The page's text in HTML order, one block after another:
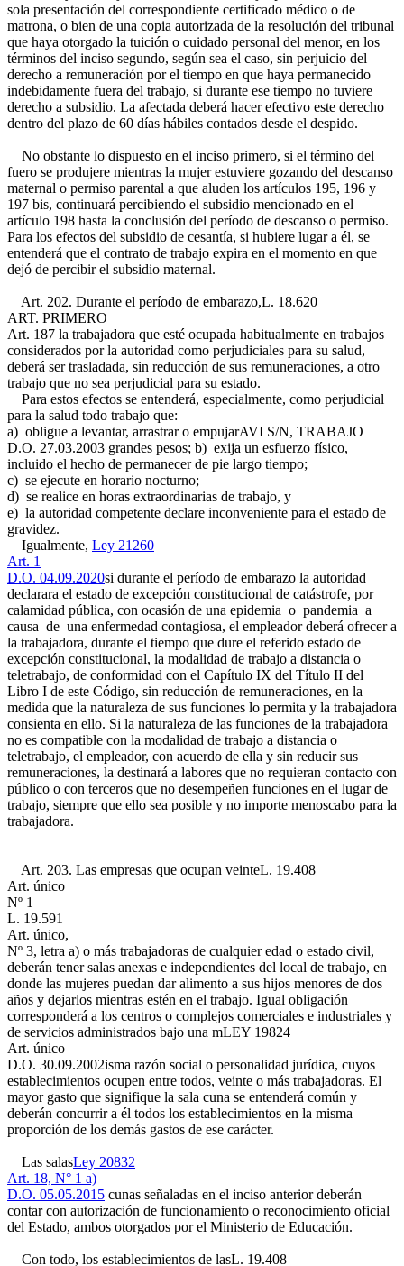
sola presentación del correspondiente certificado médico o de
matrona, o bien de una copia autorizada de la resolución del tribunal
que haya otorgado la tuición o cuidado personal del menor, en los
términos del inciso segundo, según sea el caso, sin perjuicio del
derecho a remuneración por el tiempo en que haya permanecido
indebidamente fuera del trabajo, si durante ese tiempo no tuviere
derecho a subsidio. La afectada deberá hacer efectivo este derecho
dentro del plazo de 60 días hábiles contados desde el despido.
No obstante lo dispuesto en el inciso primero, si el término del
fuero se produjere mientras la mujer estuviere gozando del descanso
maternal o permiso parental a que aluden los artículos 195, 196 y
197 bis, continuará percibiendo el subsidio mencionado en el
artículo 198 hasta la conclusión del período de descanso o permiso.
Para los efectos del subsidio de cesantía, si hubiere lugar a él, se
entenderá que el contrato de trabajo expira en el momento en que
dejó de percibir el subsidio maternal.
Art. 202. Durante el período de embarazo,L. 18.620
ART. PRIMERO
Art. 187 la trabajadora que esté ocupada habitualmente en trabajos
considerados por la autoridad como perjudiciales para su salud,
deberá ser trasladada, sin reducción de sus remuneraciones, a otro
trabajo que no sea perjudicial para su estado.
Para estos efectos se entenderá, especialmente, como perjudicial
para la salud todo trabajo que:
a) obligue a levantar, arrastrar o empujarAVI S/N, TRABAJO
D.O. 27.03.2003 grandes pesos; b) exija un esfuerzo físico,
incluido el hecho de permanecer de pie largo tiempo;
c) se ejecute en horario nocturno;
d) se realice en horas extraordinarias de trabajo, y
e) la autoridad competente declare inconveniente para el estado de
gravidez.
Igualmente, Ley 21260
Art. 1
D.O. 04.09.2020si durante el período de embarazo la autoridad
declarara el estado de excepción constitucional de catástrofe, por
calamidad pública, con ocasión de una epidemia o pandemia a
causa de una enfermedad contagiosa, el empleador deberá ofrecer a
la trabajadora, durante el tiempo que dure el referido estado de
excepción constitucional, la modalidad de trabajo a distancia o
teletrabajo, de conformidad con el Capítulo IX del Título II del
Libro I de este Código, sin reducción de remuneraciones, en la
medida que la naturaleza de sus funciones lo permita y la trabajadora
consienta en ello. Si la naturaleza de las funciones de la trabajadora
no es compatible con la modalidad de trabajo a distancia o
teletrabajo, el empleador, con acuerdo de ella y sin reducir sus
remuneraciones, la destinará a labores que no requieran contacto con
público o con terceros que no desempeñen funciones en el lugar de
trabajo, siempre que ello sea posible y no importe menoscabo para la
trabajadora.
Art. 203. Las empresas que ocupan veinteL. 19.408
Art. único
Nº 1
L. 19.591
Art. único,
Nº 3, letra a) o más trabajadoras de cualquier edad o estado civil,
deberán tener salas anexas e independientes del local de trabajo, en
donde las mujeres puedan dar alimento a sus hijos menores de dos
años y dejarlos mientras estén en el trabajo. Igual obligación
corresponderá a los centros o complejos comerciales e industriales y
de servicios administrados bajo una mLEY 19824
Art. único
D.O. 30.09.2002isma razón social o personalidad jurídica, cuyos
establecimientos ocupen entre todos, veinte o más trabajadoras. El
mayor gasto que signifique la sala cuna se entenderá común y
deberán concurrir a él todos los establecimientos en la misma
proporción de los demás gastos de ese carácter.
Las salasLey 20832
Art. 18, N° 1 a)
D.O. 05.05.2015 cunas señaladas en el inciso anterior deberán
contar con autorización de funcionamiento o reconocimiento oficial
del Estado, ambos otorgados por el Ministerio de Educación.
Con todo, los establecimientos de lasL. 19.408